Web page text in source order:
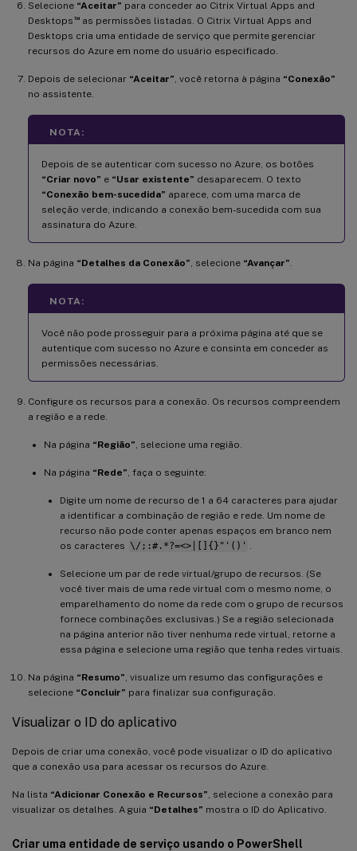
Selecione “Aceitar” para conceder ao Citrix Virtual Apps and
Desktops ™as permissões listadas. O Citrix Virtual Apps and
Desktops cria uma entidade de serviço que permite gerenciar
recursos do Azure em nome do usuário especificado.
Depois de selecionar “Aceitar” , você retorna à página “Conexão”
no assistente.
NOTA:
Depois de se autenticar com sucesso no Azure, os botões
“Criar novo” e “Usar existente” desaparecem. O texto
“Conexão bem-sucedida” aparece, com uma marca de
seleção verde, indicando a conexão bem-sucedida com sua
assinatura do Azure.
Na página “Detalhes da Conexão” , selecione “Avançar”
NOTA:
Você não pode prosseguir para a próxima página até que se
autentique com sucesso no Azure e consinta em conceder as
permissões necessárias.
Configure os recursos para a conexão. Os recursos compreendem
a região e a rede.
Na página “Região” , selecione uma região.
Na página “Rede” , faça o seguinte:
Digite um nome de recurso de 1 a 64 caracteres para ajudar
a identificar a combinação de região e rede. Um nome de
recurso não pode conter apenas espaços em branco nem
os caracteres \/;:#.*?=<>|[]{}"'()'
Selecione um par de rede virtual/grupo de recursos. (Se
você tiver mais de uma rede virtual com o mesmo nome, o
emparelhamento do nome da rede com o grupo de recursos
fornece combinações exclusivas.) Se a região selecionada
na página anterior não tiver nenhuma rede virtual, retorne a
essa página e selecione uma região que tenha redes virtuais.
Na página “Resumo” , visualize um resumo das configurações e
selecione “Concluir” para finalizar sua configuração.
Visualizar o ID do aplicativo
Depois de criar uma conexão, você pode visualizar o ID do aplicativo
que a conexão usa para acessar os recursos do Azure.
Na lista “Adicionar Conexão e Recursos” , selecione a conexão para
visualizar os detalhes. A guia “Detalhes” mostra o ID do Aplicativo.
Criar uma entidade de serviço usando o PowerShell